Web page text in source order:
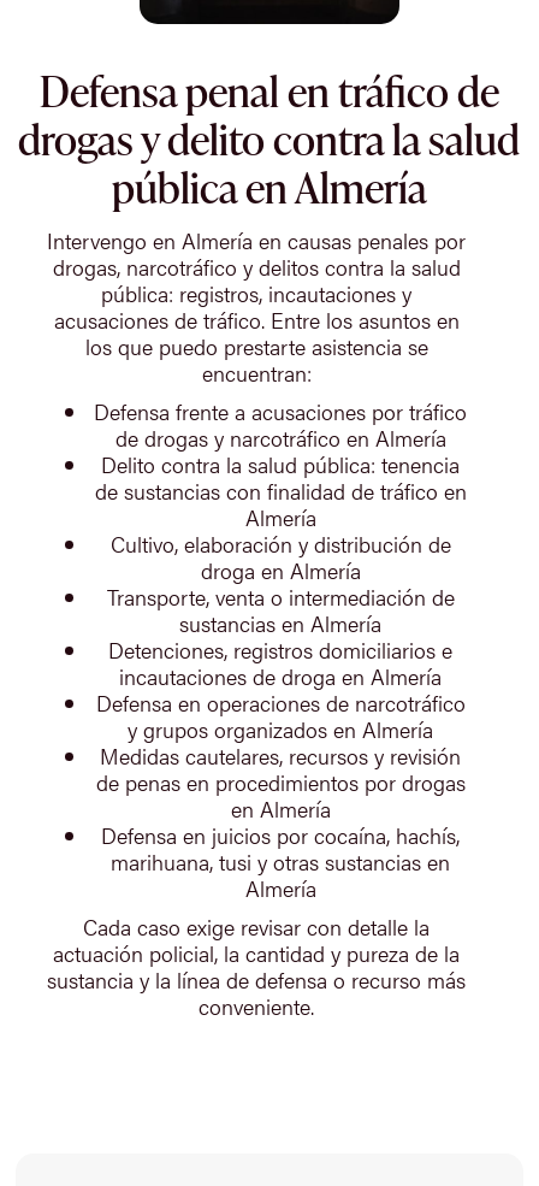
Defensa penal en tráfico de
drogas y delito contra la salud
pública en Almería
Intervengo en Almería en causas penales por
drogas, narcotráfico y delitos contra la salud
pública: registros, incautaciones y
acusaciones de tráfico. Entre los asuntos en
los que puedo prestarte asistencia se
encuentran:
Defensa frente a acusaciones por tráfico
de drogas y narcotráfico en Almería
Delito contra la salud pública: tenencia
de sustancias con finalidad de tráfico en
Almería
Cultivo, elaboración y distribución de
droga en Almería
Transporte, venta o intermediación de
sustancias en Almería
Detenciones, registros domiciliarios e
incautaciones de droga en Almería
Defensa en operaciones de narcotráfico
y grupos organizados en Almería
Medidas cautelares, recursos y revisión
de penas en procedimientos por drogas
en Almería
Defensa en juicios por cocaína, hachís,
marihuana, tusi y otras sustancias en
Almería
Cada caso exige revisar con detalle la
actuación policial, la cantidad y pureza de la
sustancia y la línea de defensa o recurso más
conveniente.